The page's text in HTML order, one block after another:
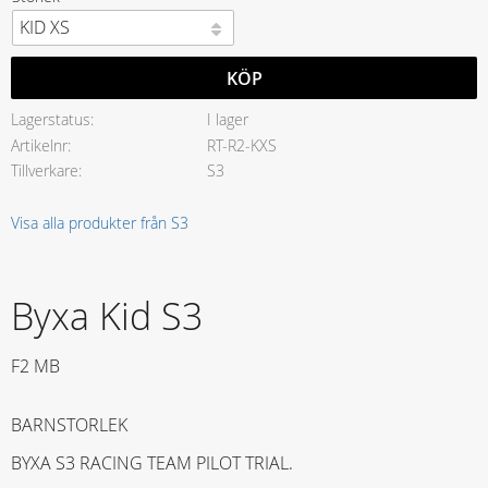
KÖP
Lagerstatus
I lager
Artikelnr
RT-R2-KXS
Tillverkare
S3
Visa alla produkter från S3
Byxa Kid S3
F2 MB
BARNSTORLEK
BYXA S3 RACING TEAM PILOT TRIAL.